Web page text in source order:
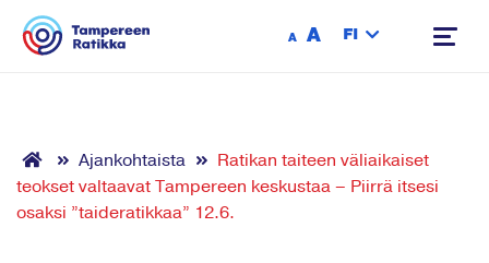
A A FI
Ajankohtaista
Ratikan taiteen väliaikaiset
teokset valtaavat Tampereen keskustaa – Piirrä itsesi
osaksi ”taideratikkaa” 12.6.